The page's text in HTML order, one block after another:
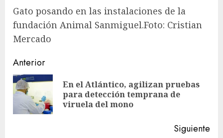
Gato posando en las instalaciones de la
fundación Animal Sanmiguel.Foto: Cristian
Mercado
Sigue
leyendo
Anterior
En el Atlántico, agilizan pruebas
para detección temprana de
viruela del mono
Siguiente